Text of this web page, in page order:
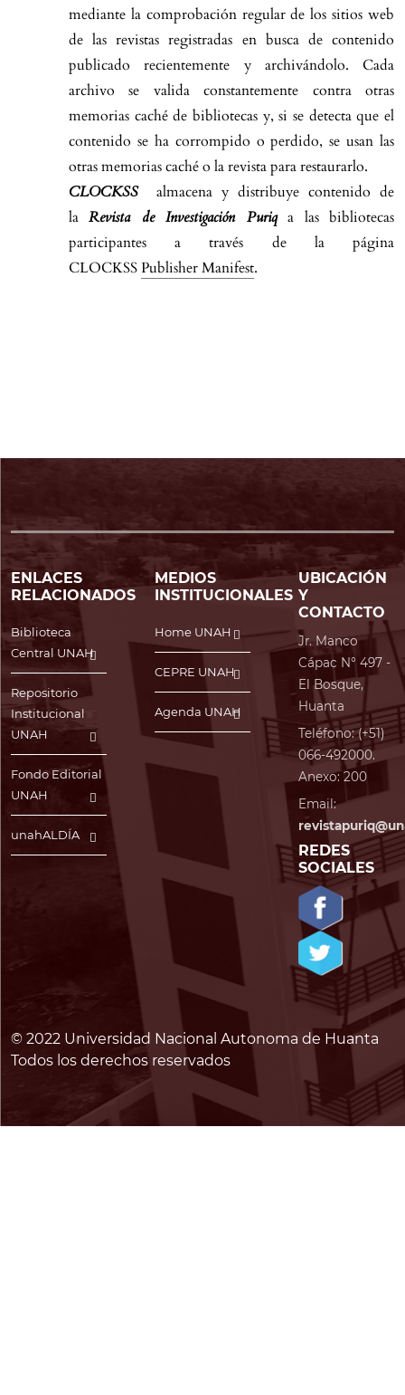
mediante la comprobación regular de los sitios web
de las revistas registradas en busca de contenido
publicado recientemente y archivándolo. Cada
archivo se valida constantemente contra otras
memorias caché de bibliotecas y, si se detecta que el
contenido se ha corrompido o perdido, se usan las
otras memorias caché o la revista para restaurarlo.
CLOCKSS
almacena y distribuye contenido de
laRevista de Investigación Puriq a las bibliotecas
participantes a través de la página
CLOCKSSPublisher Manifest.
ENLACES
RELACIONADOS
Biblioteca
Central UNAH
Repositorio
Institucional
UNAH
Fondo Editorial
UNAH
unahALDÍA
MEDIOS
INSTITUCIONALES
Home UNAH
CEPRE UNAH
Agenda UNAH
UBICACIÓN
Y
CONTACTO
Jr. Manco
Cápac N° 497 -
El Bosque,
Huanta
Teléfono: (+51)
066-492000.
Anexo: 200
Email:
REDES
SOCIALES
© 2022 Universidad Nacional Autonoma de Huanta
Todos los derechos reservados